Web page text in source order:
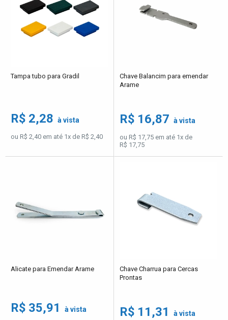
Tampa tubo para Gradil
R$ 2,28 à vista
ou R$ 2,40 em até 1x de R$ 2,40
Chave Balancim para emendar
Arame
R$ 16,87 à vista
ou R$ 17,75 em até 1x de
R$ 17,75
Alicate para Emendar Arame
R$ 35,91 à vista
Chave Charrua para Cercas
Prontas
R$ 11,31 à vista